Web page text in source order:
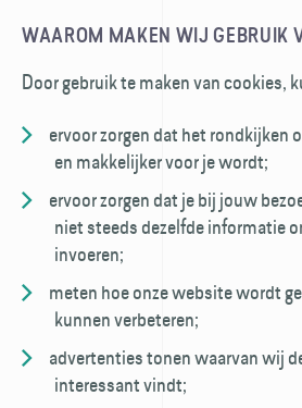
WAAROM MAKEN WIJ GEBRUIK
Door gebruik te maken van cookies,
ervoor zorgen dat het rondkijken
en makkelijker voor je wordt;
ervoor zorgen dat je bij jouw
niet steeds dezelfde informatie
invoeren;
meten hoe onze website wordt
kunnen verbeteren;
advertenties tonen waarvan wij
interessant vindt;